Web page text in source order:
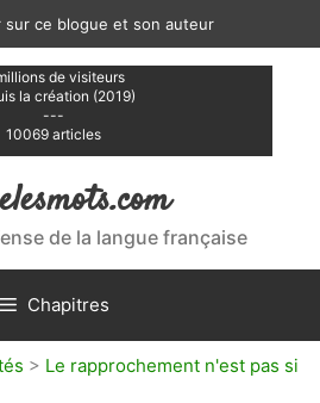
sur ce blogue et son auteur
de visiteurs
la création (2019)
---
10069 articles
de la langue française
Chapitres
> Le rapprochement n'est pas si